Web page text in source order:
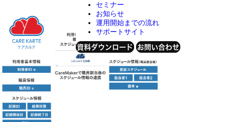
セミナー
お知らせ
運用開始までの流れ
サポートサイト
資料ダウンロード お問い合わせ